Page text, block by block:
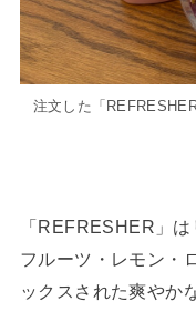
注文した「
「REFRESHER」
フルーツ・レモン・
ックスされた爽やか